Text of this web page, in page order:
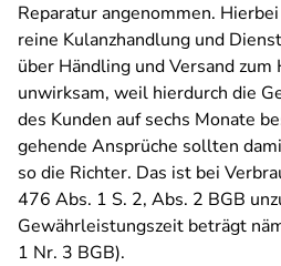
Reparatur angenommen.
reine Kulanzhandlung und
über Händling und Versand
unwirksam, weil hierdurch die
des Kunden auf sechs Monate
gehende Ansprüche sollten
so die Richter. Das ist bei
476 Abs. 1 S. 2, Abs. 2 BGB
Gewährleistungszeit beträgt
1 Nr. 3 BGB).